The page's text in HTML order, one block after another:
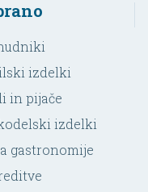
izdelki
in pijače
izdelki
gastronomije